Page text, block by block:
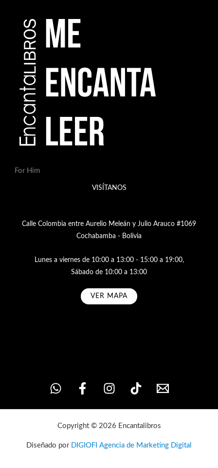
For Him
VISÍTANOS
Calle Colombia entre Aurelio Meleán y Julio Arauco #1069
Cochabamba - Bolivia
Lunes a viernes de 10:00 a 13:00 - 15:00 a 19:00,
Sábado de 10:00 a 13:00
VER MAPA
Copyright © 2026 Encantalibros
Diseñado por DIGIOFI Agencia de Marketing Digital